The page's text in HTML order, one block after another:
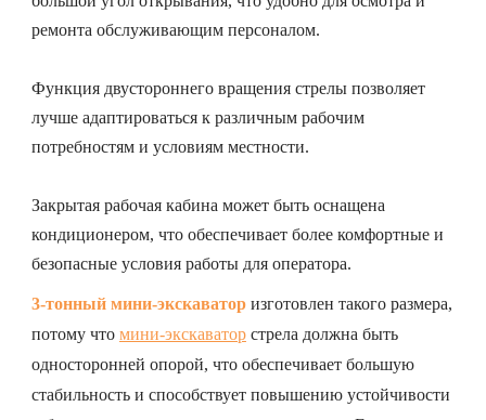
ремонта обслуживающим персоналом.
Функция двустороннего вращения стрелы позволяет
лучше адаптироваться к различным рабочим
потребностям и условиям местности.
Закрытая рабочая кабина может быть оснащена
кондиционером, что обеспечивает более комфортные и
безопасные условия работы для оператора.
3-тонный мини-экскаваторизготовлен такого размера,
потому что мини-экскаваторстрела должна быть
односторонней опорой, что обеспечивает большую
стабильность и способствует повышению устойчивости